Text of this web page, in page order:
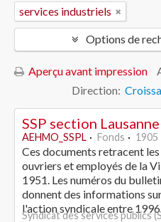
services industriels
Options de
Aperçu avant impression
Direction:
SSP section Lausanne
AEHMO_SSPL Fonds 1905
Ces documents retracent
ouvriers et employés de la
1951. Les numéros du
donnent des informations
l'action syndicale entre
Syndicat des services publics